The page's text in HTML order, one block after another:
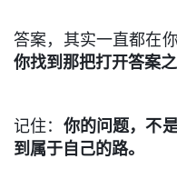
答案，其实一直都在
你找到那把打开答案之
记住： 你的问题，不
到属于自己的路。